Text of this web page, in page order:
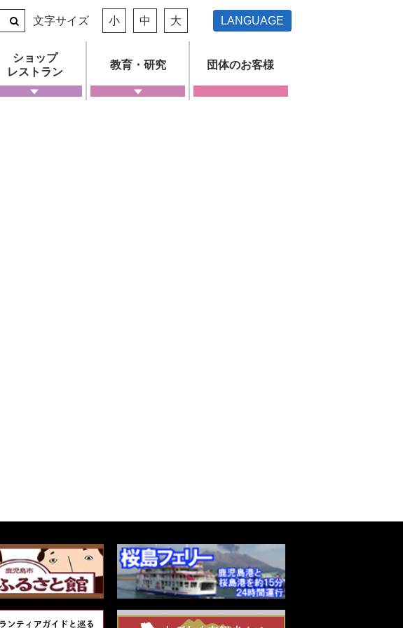
文字サイズ 小 中 大 LANGUAGE
ショップ
レストラン
教育・研究 団体のお客様